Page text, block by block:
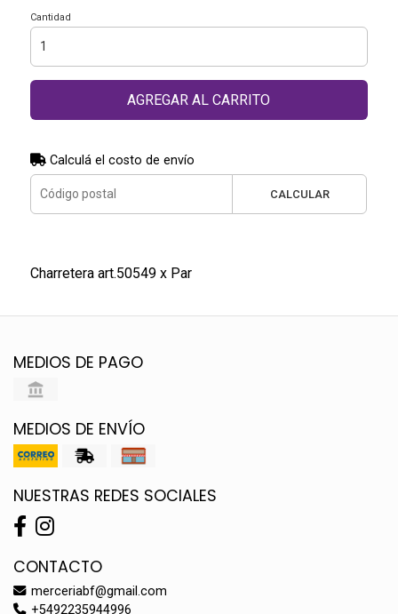
Cantidad
AGREGAR AL CARRITO
Calculá el costo de envío
CALCULAR
Charretera art.50549 x Par
MEDIOS DE PAGO
MEDIOS DE ENVÍO
NUESTRAS REDES SOCIALES
CONTACTO
merceriabf@gmail.com
+5492235944996